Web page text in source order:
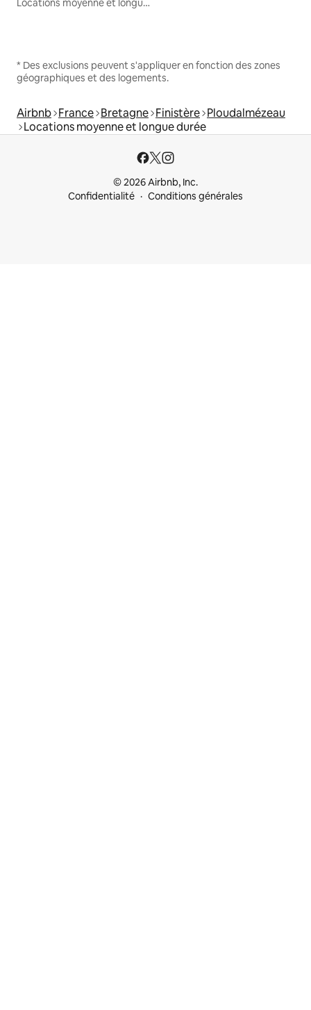
Locations moyenne et longue durée
* Des exclusions peuvent s'appliquer en fonction des zones
géographiques et des logements.
Airbnb France Bretagne Finistère Ploudalmézeau
Locations moyenne et longue durée
© 2026 Airbnb, Inc.
Confidentialité
Conditions générales